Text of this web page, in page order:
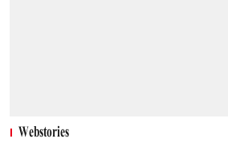
Webstories